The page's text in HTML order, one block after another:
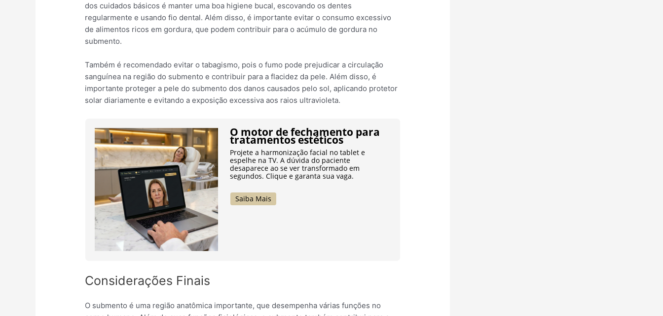
dos cuidados básicos é manter uma boa higiene bucal, escovando os dentes
regularmente e usando fio dental. Além disso, é importante evitar o consumo excessivo
de alimentos ricos em gordura, que podem contribuir para o acúmulo de gordura no
submento.
Também é recomendado evitar o tabagismo, pois o fumo pode prejudicar a circulação
sanguínea na região do submento e contribuir para a flacidez da pele. Além disso, é
importante proteger a pele do submento dos danos causados pelo sol, aplicando protetor
solar diariamente e evitando a exposição excessiva aos raios ultravioleta.
O motor de fechamento para
tratamentos estéticos
Projete a harmonização facial no tablet e
espelhe na TV. A dúvida do paciente
desaparece ao se ver transformado em
segundos. Clique e garanta sua vaga.
Saiba Mais
Considerações Finais
O submento é uma região anatômica importante, que desempenha várias funções no